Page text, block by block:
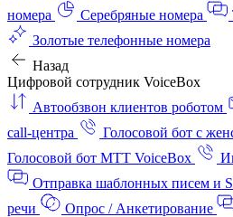
номера
Серебряные номера
Золотые телефонные номера
Назад
Цифровой сотрудник VoiceBox
Автообзвон клиентов роботом
call-центра
Голосовой бот с
Голосовой бот МТТ VoiceBox
Отправка шаблонных писем и
речи
Опрос / Анкетирование